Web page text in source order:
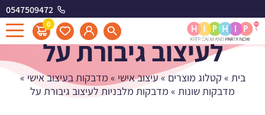
0547509472
0
מדבקות מלבניות
לעיצוב גיבורת על
בית » קטלוג מוצרים »עיצוב אישי » מדבקות בעיצוב אישי »
מדבקות שונות » מדבקות מלבניות לעיצוב גיבורת על